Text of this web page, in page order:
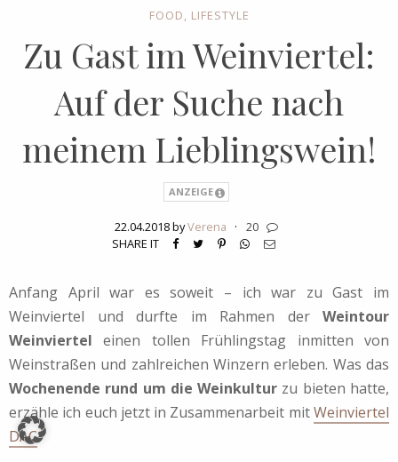
FOOD, LIFESTYLE
Zu Gast im Weinviertel:
Auf der Suche nach
meinem Lieblingswein!
ANZEIGE
22.04.2018 byVerena ·
20
SHARE IT
Anfang April war es soweit – ich war zu Gast im
Weinviertel und durfte im Rahmen der Weintour
Weinviertel einen tollen Frühlingstag inmitten von
Weinstraßen und zahlreichen Winzern erleben. Was das
Wochenende rund um die Weinkultur zu bieten hatte,
erzähle ich euch jetzt in Zusammenarbeit mitWeinviertel
DAC.